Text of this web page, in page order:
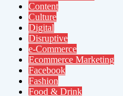
Content
Culture
Digital
Disruptive
e-Commerce
Ecommerce Marketing
Facebook
Fashion
Food & Drink